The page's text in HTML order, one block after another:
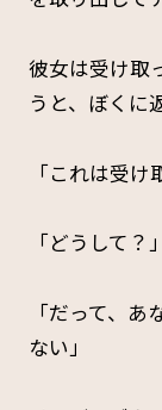
彼女は受け取
うと、ぼくに
「これは受け
「どうして？」
「だって、
ない」